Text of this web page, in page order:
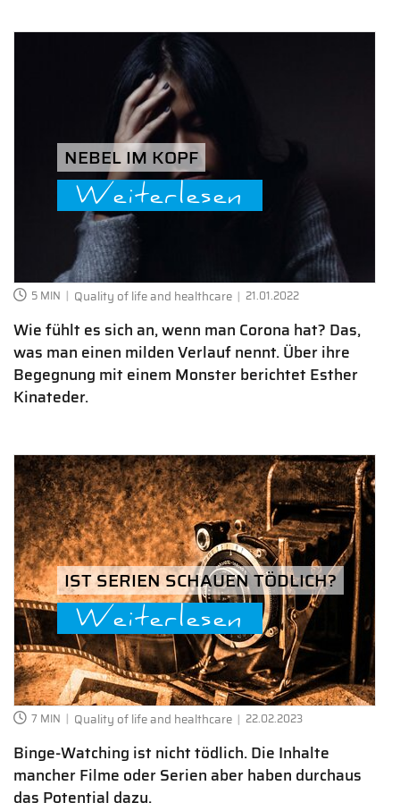
NEBEL IM KOPF
Weiterlesen
5 MIN Quality of life and healthcare 21.01.2022
Wie fühlt es sich an, wenn man Corona hat? Das,
was man einen milden Verlauf nennt. Über ihre
Begegnung mit einem Monster berichtet Esther
Kinateder.
IST SERIEN SCHAUEN TÖDLICH?
Weiterlesen
7 MIN Quality of life and healthcare 22.02.2023
Binge-Watching ist nicht tödlich. Die Inhalte
mancher Filme oder Serien aber haben durchaus
das Potential dazu.